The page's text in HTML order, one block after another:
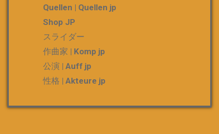
Quellen | Quellen jp
Shop JP
スライダー
作曲家 | Komp jp
公演 | Auff jp
性格 | Akteure jp